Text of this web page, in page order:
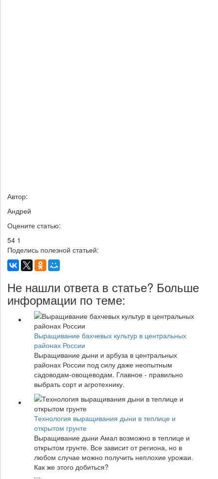
Автор:
Андрей
Оцените статью:
54 1
Поделись полезной статьей:
Не нашли ответа в статье? Больше
информации по теме:
Выращивание бахчевых культур в центральных
районах России
Выращивание дыни и арбуза в центральных
районах России под силу даже неопытным
садоводам-овощеводам. Главное - правильно
выбрать сорт и агротехнику.
Технология выращивания дыни в теплице и
открытом грунте
Выращивание дыни Амал возможно в теплице и
открытом грунте. Все зависит от региона, но в
любом случае можно получить неплохие урожаи.
Как же этого добиться?